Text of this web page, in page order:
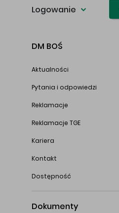
Logowanie
DM BOŚ
Aktualności
Pytania i odpowiedzi
Reklamacje
Reklamacje TGE
Kariera
Kontakt
Dostępność
Dokumenty